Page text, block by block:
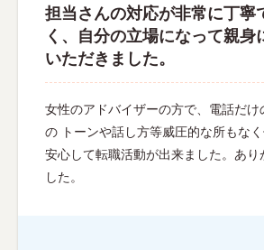
担当さんの対応が非常に丁寧
く、自分の立場になって親身
いただきました。
女性のアドバイザーの方で、電話だけ
の トーンや話し方等威圧的な所もな
安心して転職活動が出来ました。あり
した。